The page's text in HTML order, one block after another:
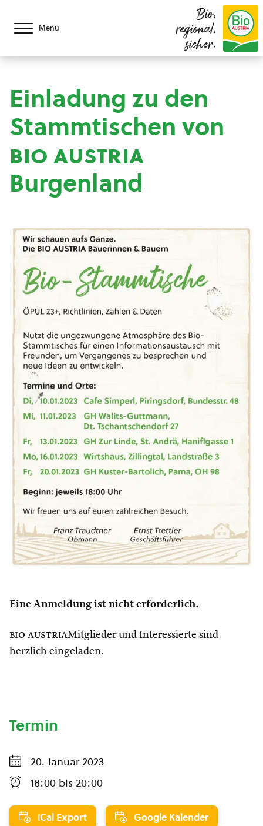
Menü
Bio,
regional,
sicher.
Einladung zu den
Stammtischen von
bio austria
Burgenland
Eine Anmeldung ist nicht erforderlich.
bio austriaMitglieder und Interessierte sind
herzlich eingeladen.
Termin
20. Januar 2023
18:00 bis 20:00
iCal Export Google Kalender